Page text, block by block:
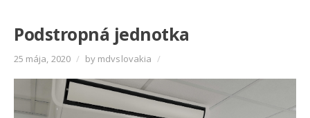
Podstropná jednotka
25 mája, 2020 / by mdvslovakia /